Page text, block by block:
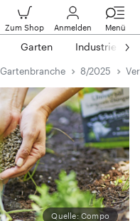
Zum Shop Anmelden Menü
Garten Industrie
8/2025
Quelle: Compo